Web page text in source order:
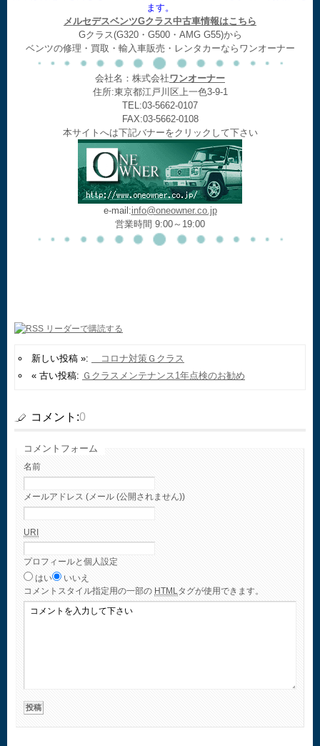
ます。
メルセデスベンツGクラス中古車情報はこちら
Gクラス(G320・G500・AMG G55)から
ベンツの修理・買取・輸入車販売・レンタカーならワンオーナー
会社名：株式会社ワンオーナー
住所:東京都江戸川区上一色3-9-1
TEL:03-5662-0107
FAX:03-5662-0108
本サイトへは下記バナーをクリックして下さい
e-mail:info@oneowner.co.jp
営業時間 9:00～19:00
新しい投稿 »:
コロナ対策Ｇクラス
« 古い投稿: Ｇクラスメンテナンス1年点検のお勧め
コメント:0
コメントフォーム
名前
メールアドレス (メール (公開されません))
URI
プロフィールと個人設定
はい
いいえ
コメント スタイル指定用の一部の HTMLタグが使用できます。